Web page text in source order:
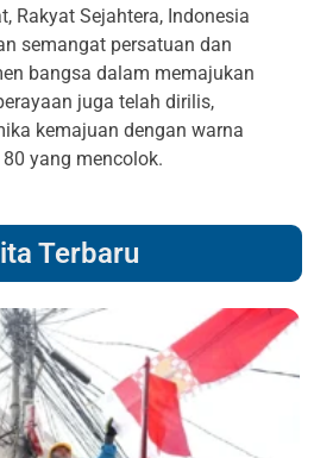
Rakyat Sejahtera, Indonesia
semangat persatuan dan
bangsa dalam memajukan
juga telah dirilis,
kemajuan dengan warna
yang mencolok.
Terbaru